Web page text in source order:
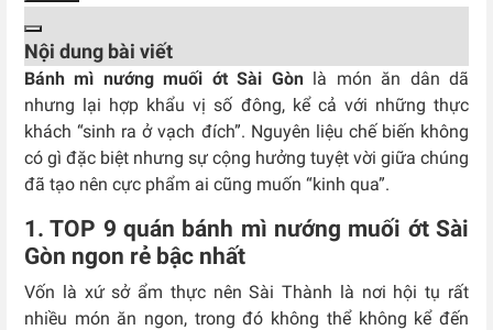
Nội dung bài viết
Bánh mì nướng muối ớt Sài Gòn là món ăn dân dã
nhưng lại hợp khẩu vị số đông, kể cả với những thực
khách “sinh ra ở vạch đích”. Nguyên liệu chế biến không
có gì đặc biệt nhưng sự cộng hưởng tuyệt vời giữa chúng
đã tạo nên cực phẩm ai cũng muốn “kinh qua”.
1. TOP 9 quán bánh mì nướng muối ớt Sài
Gòn ngon rẻ bậc nhất
Vốn là xứ sở ẩm thực nên Sài Thành là nơi hội tụ rất
nhiều món ăn ngon, trong đó không thể không kể đến